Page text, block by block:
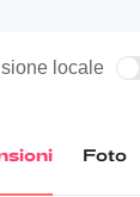
locale
Foto